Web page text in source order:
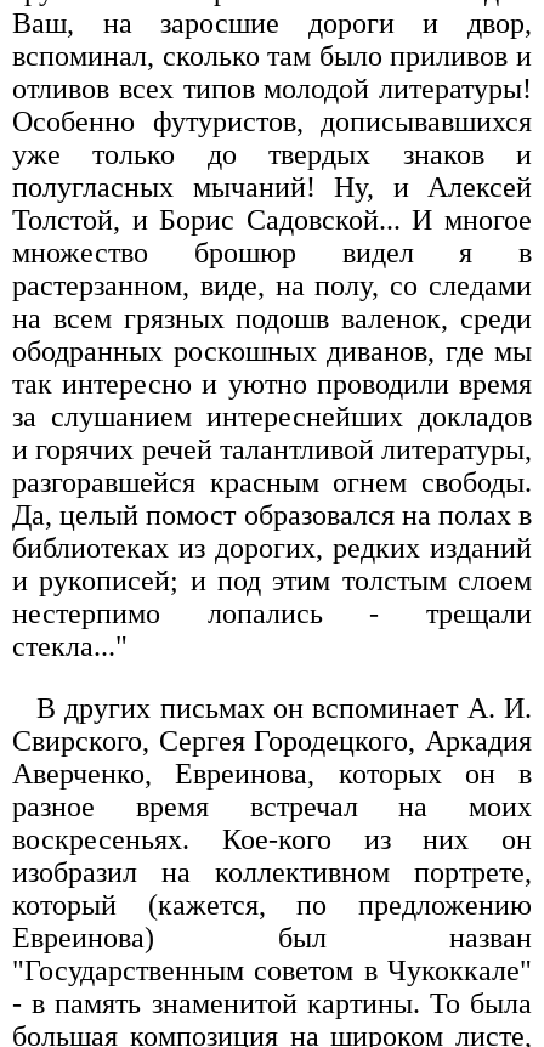
Ваш, на заросшие дороги и двор,
вспоминал, сколько там было приливов и
отливов всех типов молодой литературы!
Особенно футуристов, дописывавшихся
уже только до твердых знаков и
полугласных мычаний! Ну, и Алексей
Толстой, и Борис Садовской... И многое
множество брошюр видел я в
растерзанном, виде, на полу, со следами
на всем грязных подошв валенок, среди
ободранных роскошных диванов, где мы
так интересно и уютно проводили время
за слушанием интереснейших докладов
и горячих речей талантливой литературы,
разгоравшейся красным огнем свободы.
Да, целый помост образовался на полах в
библиотеках из дорогих, редких изданий
и рукописей; и под этим толстым слоем
нестерпимо лопались - трещали
стекла..."
В других письмах он вспоминает А. И.
Свирского, Сергея Городецкого, Аркадия
Аверченко, Евреинова, которых он в
разное время встречал на моих
воскресеньях. Кое-кого из них он
изобразил на коллективном портрете,
который (кажется, по предложению
Евреинова) был назван
"Государственным советом в Чукоккале"
- в память знаменитой картины. То была
большая композиция на широком листе,